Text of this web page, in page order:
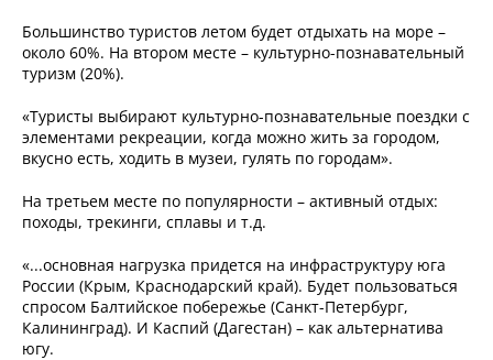
Большинство туристов летом будет отдыхать на море –
около 60%. На втором месте – культурно-познавательный
туризм (20%).
«Туристы выбирают культурно-познавательные поездки с
элементами рекреации, когда можно жить за городом,
вкусно есть, ходить в музеи, гулять по городам».
На третьем месте по популярности – активный отдых:
походы, трекинги, сплавы и т.д.
«...основная нагрузка придется на инфраструктуру юга
России (Крым, Краснодарский край). Будет пользоваться
спросом Балтийское побережье (Санкт-Петербург,
Калининград). И Каспий (Дагестан) – как альтернатива
югу.